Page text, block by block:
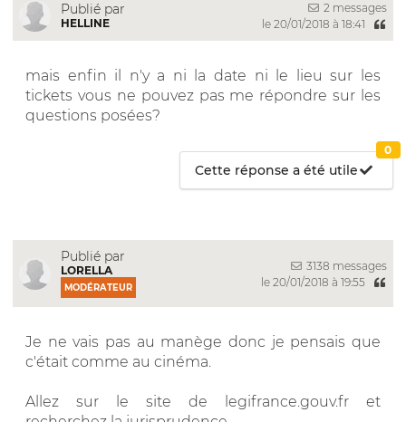
Publié par
HELLINE
2 messages
le 20/01/2018 à 18:41
mais enfin il n'y a ni la date ni le lieu sur les
tickets vous ne pouvez pas me répondre sur les
questions posées?
Cette réponse a été utile
0
Publié par
LORELLA
MODÉRATEUR
3138 messages
le 20/01/2018 à 19:55
Je ne vais pas au manège donc je pensais que
c'était comme au cinéma.
Allez sur le site de legifrance.gouv.fr et